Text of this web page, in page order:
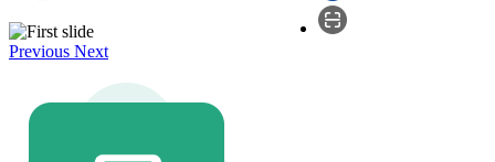
Previous Next